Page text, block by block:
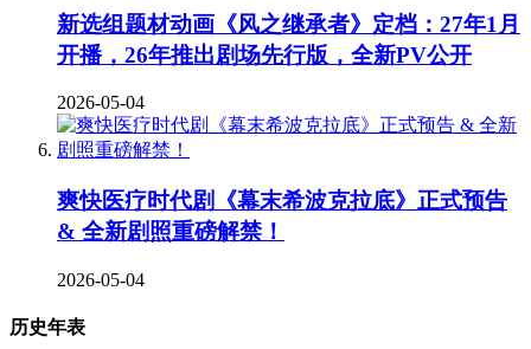
新选组题材动画《风之继承者》定档：27年1月
开播，26年推出剧场先行版，全新PV公开
2026-05-04
爽快医疗时代剧《幕末希波克拉底》正式预告
& 全新剧照重磅解禁！
2026-05-04
历史年表